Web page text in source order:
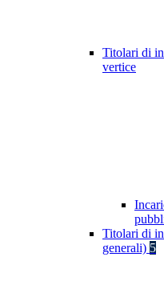
Titolari di
vertice
Titolari di
generali) 5